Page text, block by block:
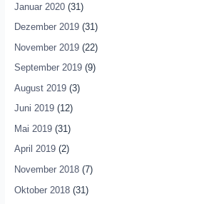
Januar 2020(31)
Dezember 2019(31)
November 2019(22)
September 2019(9)
August 2019(3)
Juni 2019(12)
Mai 2019(31)
April 2019(2)
November 2018(7)
Oktober 2018(31)